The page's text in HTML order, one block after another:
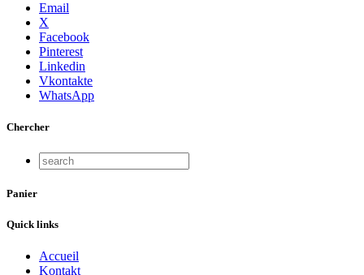
Email
X
Facebook
Pinterest
Linkedin
Vkontakte
WhatsApp
Chercher
Panier
Quick links
Accueil
Kontakt